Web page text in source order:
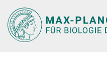
Hauptinhalt